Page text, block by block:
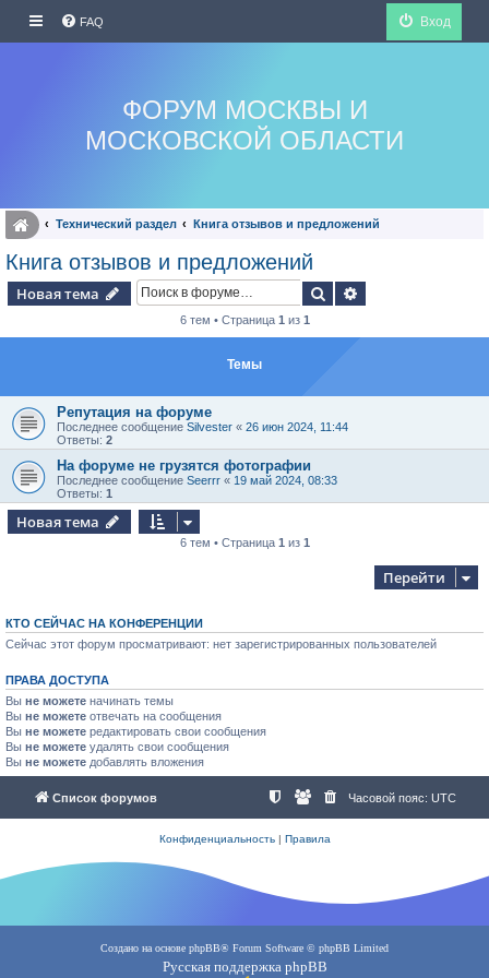
FAQ Вход
ФОРУМ МОСКВЫ И
МОСКОВСКОЙ ОБЛАСТИ
Технический раздел Книга отзывов и предложений
Книга отзывов и предложений
Новая тема Поиск
6 тем • Страница 1 из 1
Темы
Репутация на форуме
Последнее сообщение Silvester « 26 июн 2024, 11:44
Ответы: 2
На форуме не грузятся фотографии
Последнее сообщение Seerrr « 19 май 2024, 08:33
Ответы: 1
Новая тема
6 тем • Страница 1 из 1
Перейти
КТО СЕЙЧАС НА КОНФЕРЕНЦИИ
Сейчас этот форум просматривают: нет зарегистрированных пользователей
ПРАВА ДОСТУПА
Вы не можете начинать темы
Вы не можете отвечать на сообщения
Вы не можете редактировать свои сообщения
Вы не можете удалять свои сообщения
Вы не можете добавлять вложения
Список форумов Часовой пояс: UTC
Конфиденциальность| Правила
Создано на основе phpBB® Forum Software © phpBB Limited
Русская поддержка phpBB